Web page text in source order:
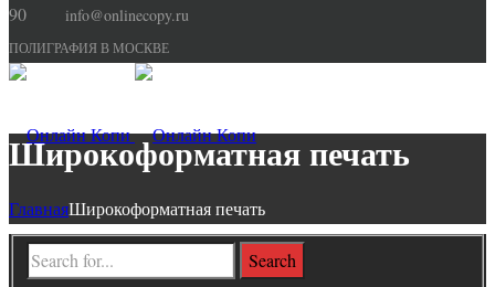
90
info@onlinecopy.ru
ПОЛИГРАФИЯ В МОСКВЕ
Широкоформатная печать
ГлавнаяШирокоформатная печать